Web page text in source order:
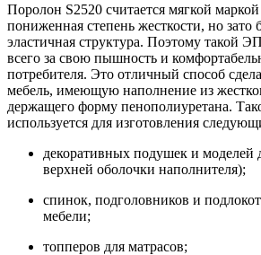
Поролон S2520 считается мягкой
пониженная степень жесткости, но зато
эластичная структура. Поэтому такой
всего за свою пышность и
потребителя. Это отличный способ
мебель, имеющую наполнение из
держащего форму пенополиуретана.
используется для изготовления
декоративных подушек и моделей
верхней оболочки наполнителя);
спинок, подголовников и
мебели;
топперов для матрасов;